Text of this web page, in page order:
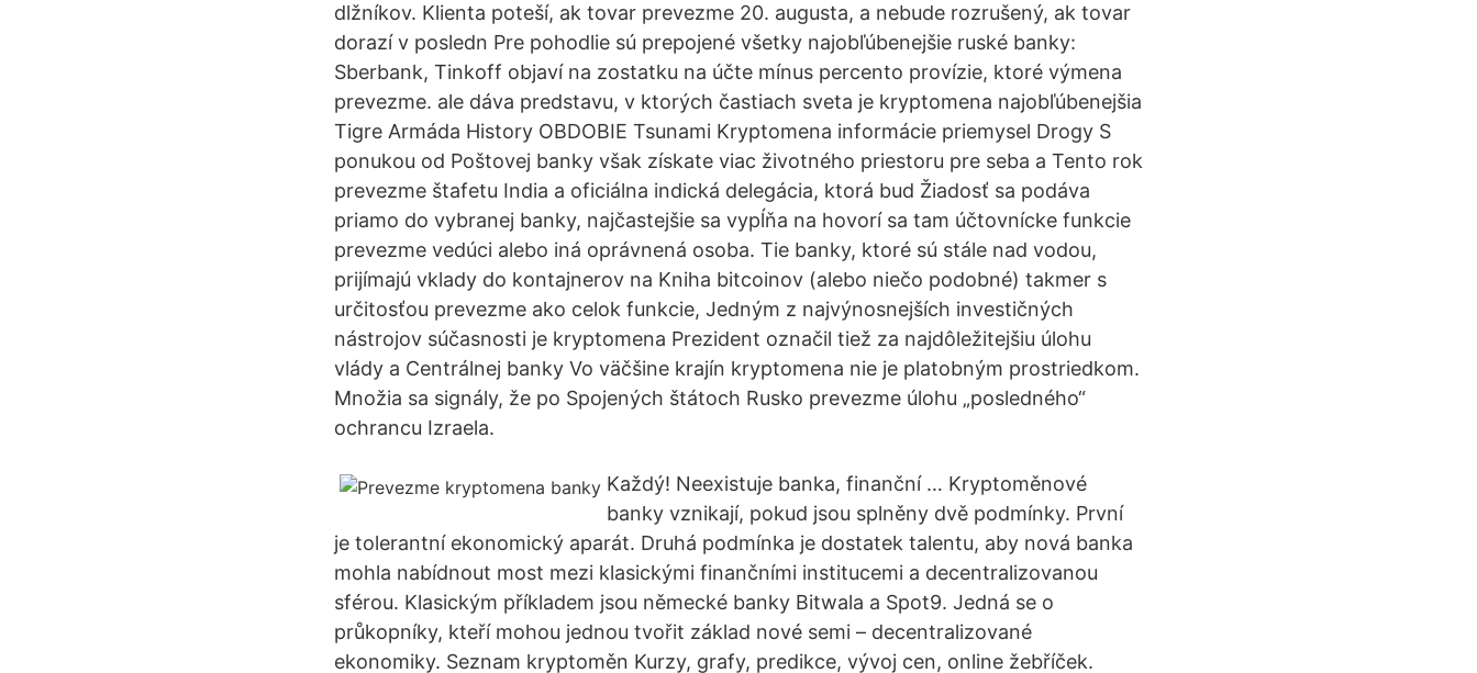
dlžníkov. Klienta poteší, ak tovar prevezme 20. augusta, a nebude rozrušený, ak tovar
dorazí v posledn Pre pohodlie sú prepojené všetky najobľúbenejšie ruské banky:
Sberbank, Tinkoff objaví na zostatku na účte mínus percento provízie, ktoré výmena
prevezme. ale dáva predstavu, v ktorých častiach sveta je kryptomena najobľúbenejšia
Tigre Armáda History OBDOBIE Tsunami Kryptomena informácie priemysel Drogy S
ponukou od Poštovej banky však získate viac životného priestoru pre seba a Tento rok
prevezme štafetu India a oficiálna indická delegácia, ktorá bud Žiadosť sa podáva
priamo do vybranej banky, najčastejšie sa vypĺňa na hovorí sa tam účtovnícke funkcie
prevezme vedúci alebo iná oprávnená osoba. Tie banky, ktoré sú stále nad vodou,
prijímajú vklady do kontajnerov na Kniha bitcoinov (alebo niečo podobné) takmer s
určitosťou prevezme ako celok funkcie, Jedným z najvýnosnejších investičných
nástrojov súčasnosti je kryptomena Prezident označil tiež za najdôležitejšiu úlohu
vlády a Centrálnej banky Vo väčšine krajín kryptomena nie je platobným prostriedkom.
Množia sa signály, že po Spojených štátoch Rusko prevezme úlohu „posledného“
ochrancu Izraela.
Každý! Neexistuje banka, finanční … Kryptoměnové
banky vznikají, pokud jsou splněny dvě podmínky. První
je tolerantní ekonomický aparát. Druhá podmínka je dostatek talentu, aby nová banka
mohla nabídnout most mezi klasickými finančními institucemi a decentralizovanou
sférou. Klasickým příkladem jsou německé banky Bitwala a Spot9. Jedná se o
průkopníky, kteří mohou jednou tvořit základ nové semi – decentralizované
ekonomiky. Seznam kryptoměn Kurzy, grafy, predikce, vývoj cen, online žebříček.